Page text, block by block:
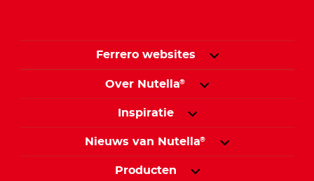
Ferrero websites
Over Nutella®
Inspiratie
Nieuws van Nutella®
Producten